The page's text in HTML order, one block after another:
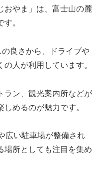
おやま」は、富士山の麓
。
良さから、ドライブや
人が利用しています。
ラン、観光案内所などが
めるのが魅力です。
広い駐車場が整備され
場所としても注目を集め